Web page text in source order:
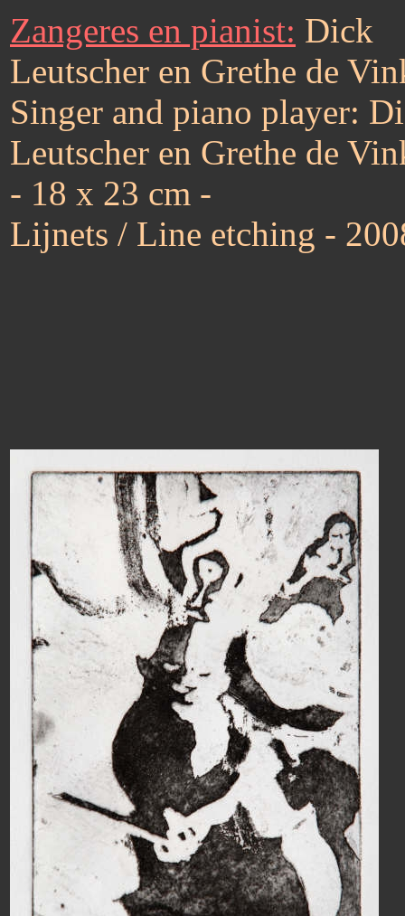
Zangeres en pianist: Dick
Leutscher en Grethe de
Singer and piano player:
Leutscher en Grethe de
- 18 x 23 cm -
Lijnets / Line etching -